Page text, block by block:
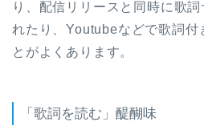
り、配信リリースと同時に歌
れたり、Youtubeなどで歌詞付
とがよくあります。
「歌詞を読む」醍醐味